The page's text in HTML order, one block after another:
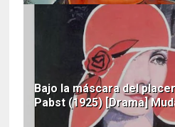
Bajo la máscara del
Pabst (1925) [Drama]